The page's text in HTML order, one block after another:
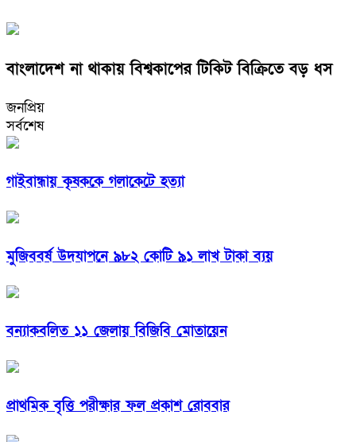
বাংলাদেশ না থাকায় বিশ্বকাপের টিকিট বিক্রিতে বড় ধস
জনপ্রিয়
সর্বশেষ
গাইবান্ধায় কৃষককে গলাকেটে হত্যা
মুজিববর্ষ উদযাপনে ৯৮২ কোটি ৯১ লাখ টাকা ব্যয়
বন্যাকবলিত ১১ জেলায় বিজিবি মোতায়েন
প্রাথমিক বৃত্তি পরীক্ষার ফল প্রকাশ রোববার